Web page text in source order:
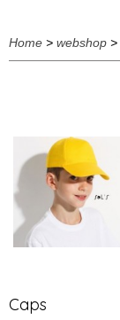
Home > webshop >
Caps